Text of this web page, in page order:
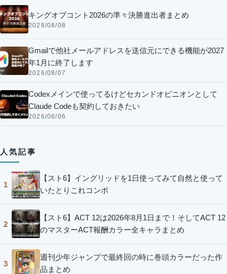
キングオブコント2026の準々決勝進出者まとめ
2026/08/08
Gmailで他社メールアドレスを送信元にできる機能が2027
年1月に終了します
2026/08/07
Codexメインで使ってるけどセカンドオピニオンとして
Claude Codeも契約しておきたい
2026/08/06
人気記事
1
【スト6】イングリッドを1日使ってみて自然と使って
いたとりこれコンボ
2
【スト6】ACT 12は2026年8月1日まで！そしてACT 12
のマスターACT報酬カラー全キャラまとめ
3
週刊少年ジャンプで最終回の時に巻頭カラーだった作
品まとめ